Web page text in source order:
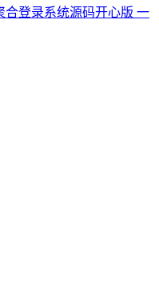
合登录系统源码开心版 一